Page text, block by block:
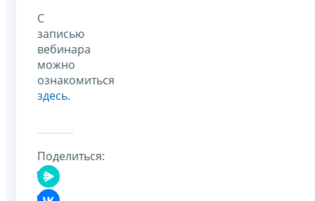
С
записью
вебинара
можно
ознакомиться
здесь.
Поделиться: